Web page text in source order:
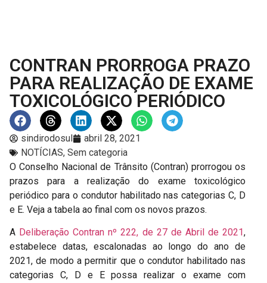
CONTRAN PRORROGA PRAZO
PARA REALIZAÇÃO DE EXAME
TOXICOLÓGICO PERIÓDICO
sindirodosul
abril 28, 2021
NOTÍCIAS, Sem categoria
O Conselho Nacional de Trânsito (Contran) prorrogou os
prazos para a realização do exame toxicológico
periódico para o condutor habilitado nas categorias C, D
e E. Veja a tabela ao final com os novos prazos.
A Deliberação Contran nº 222, de 27 de Abril de 2021,
estabelece datas, escalonadas ao longo do ano de
2021, de modo a permitir que o condutor habilitado nas
categorias C, D e E possa realizar o exame com